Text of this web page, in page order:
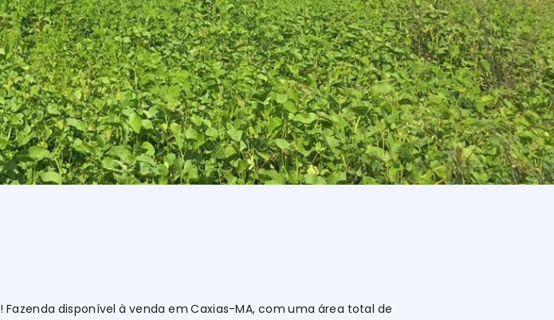
disponível à venda em Caxias-MA, com uma área total de